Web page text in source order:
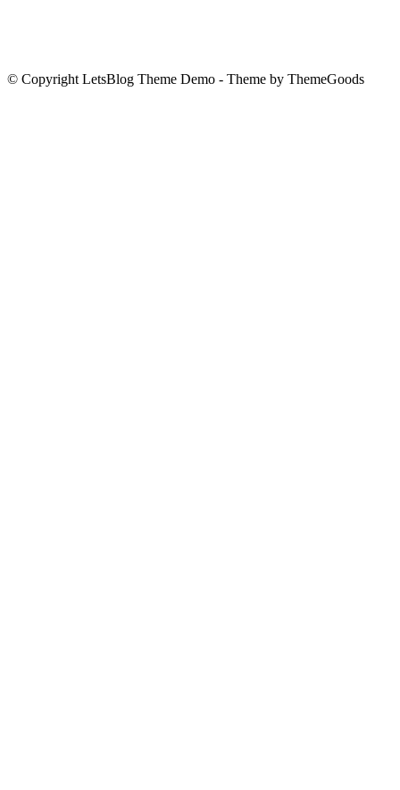
© Copyright LetsBlog Theme Demo - Theme by ThemeGoods